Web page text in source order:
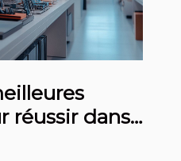
réussir dans
ligne